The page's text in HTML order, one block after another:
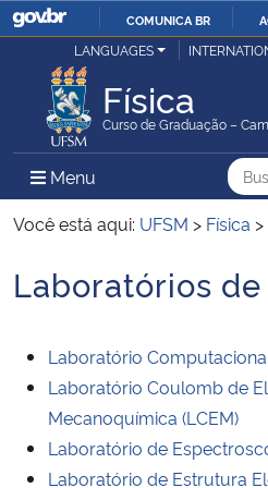
IR
COMUNICA BR
Ministério da Justiça e Segurança Pública
Ministério da Defesa
Ministério das Relações Exteriores
Ministério da Economia
Ministério da Agricultura, Pecuária e
Ministério da Educação
LANGUAGES
Física
Curso de Graduação –
Menu Menu Principal do
Você está aqui: UFSM > Física >
Início do conteúdo
Laboratórios de
Laboratório
Laboratório Coulomb de
Mecanoquímica (LCEM)
Laboratório de
Laboratório de Estrutura